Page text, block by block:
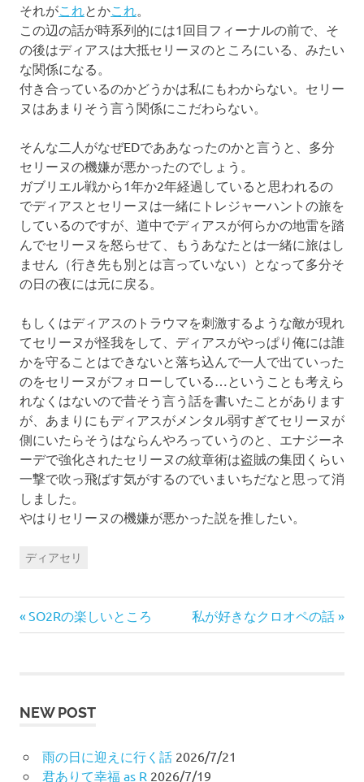
それがこれとかこれ。
この辺の話が時系列的には1回目フィーナルの前で、そ
の後はディアスは大抵セリーヌのところにいる、みたい
な関係になる。
付き合っているのかどうかは私にもわからない。セリー
ヌはあまりそう言う関係にこだわらない。
そんな二人がなぜEDでああなったのかと言うと、多分
セリーヌの機嫌が悪かったのでしょう。
ガブリエル戦から1年か2年経過していると思われるの
でディアスとセリーヌは一緒にトレジャーハントの旅を
しているのですが、道中でディアスが何らかの地雷を踏
んでセリーヌを怒らせて、もうあなたとは一緒に旅はし
ません（行き先も別とは言っていない）となって多分そ
の日の夜には元に戻る。
もしくはディアスのトラウマを刺激するような敵が現れ
てセリーヌが怪我をして、ディアスがやっぱり俺には誰
かを守ることはできないと落ち込んで一人で出ていった
のをセリーヌがフォローしている…ということも考えら
れなくはないので昔そう言う話を書いたことがあります
が、あまりにもディアスがメンタル弱すぎてセリーヌが
側にいたらそうはならんやろっていうのと、エナジーネ
ーデで強化されたセリーヌの紋章術は盗賊の集団くらい
一撃で吹っ飛ばす気がするのでいまいちだなと思って消
しました。
やはりセリーヌの機嫌が悪かった説を推したい。
ディアセリ
投
ビ
ゲ
前
の
SO2Rの楽しいところ
次
の
私が好きなクロオペの話
NEW POST
雨の日に迎えに行く話 2026/7/21
君ありて幸福 as R 2026/7/19